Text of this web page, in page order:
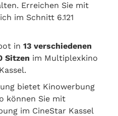
Erreichen Sie mit
im Schnitt 6.121
in 13 verschiedenen
Sitzen im Multiplexkino
bietet Kinowerbung
können Sie mit
im CineStar Kassel